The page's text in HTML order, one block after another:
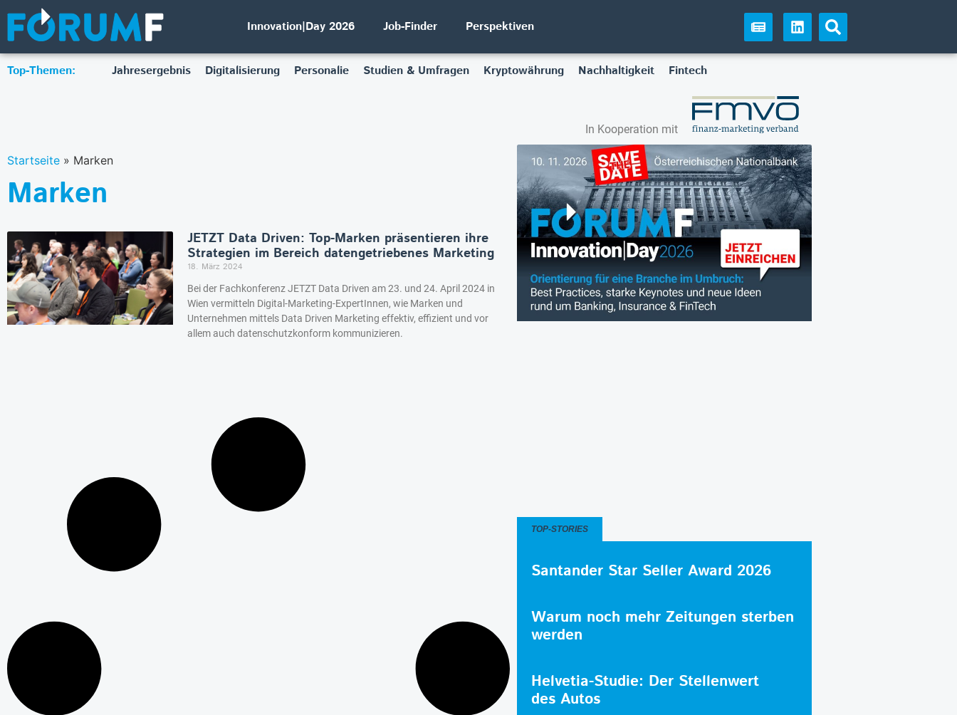
Innovation|Day 2026 Job-Finder Perspektiven
Top-Themen: Jahresergebnis Digitalisierung Personalie Studien & Umfragen Kryptowährung Nachhaltigkeit Fintech
In Kooperation mit
Startseite » Marken
Marken
JETZT Data Driven: Top-Marken präsentieren ihre
Strategien im Bereich datengetriebenes Marketing
18. März 2024
Bei der Fachkonferenz JETZT Data Driven am 23. und 24. April 2024 in
Wien vermitteln Digital-Marketing-ExpertInnen, wie Marken und
Unternehmen mittels Data Driven Marketing effektiv, effizient und vor
allem auch datenschutzkonform kommunizieren.
TOP-STORIES
Santander Star Seller Award 2026
Warum noch mehr Zeitungen sterben
werden
Helvetia-Studie: Der Stellenwert
des Autos